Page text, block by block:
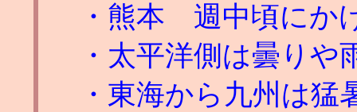
・熊本 週中頃にか
・太平洋側は曇り
・東海から九州は